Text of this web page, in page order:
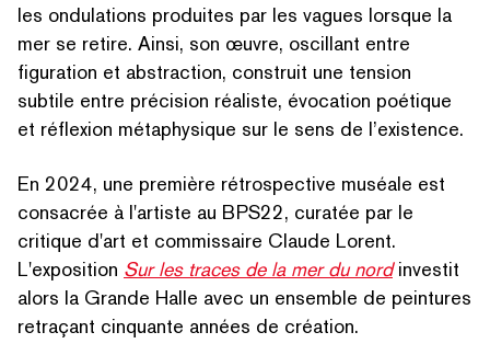
les ondulations produites par les vagues lorsque la
mer se retire. Ainsi, son œuvre, oscillant entre
figuration et abstraction, construit une tension
subtile entre précision réaliste, évocation poétique
et réflexion méta­physique sur le sens de l’existence.
En 2024, une première rétro­spec­tive muséale est
consacrée à l'artiste au BPS22, curatée par le
critique d'art et commissaire Claude Lorent.
L'exposition Sur les traces de la mer du nordinvestit
alors la Grande Halle avec un ensemble de peintures
retraçant cinquante années de création.